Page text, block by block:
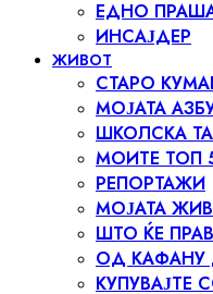
ЕДНО
ИНСАЈДЕР
ЖИВОТ
СТАРО
МОЈАТА
ШКОЛСКА
МОИТЕ ТОП
РЕПОРТАЖИ
МОЈАТА
ШТО ЌЕ
ОД КАФАНУ
КУПУВАЈТЕ